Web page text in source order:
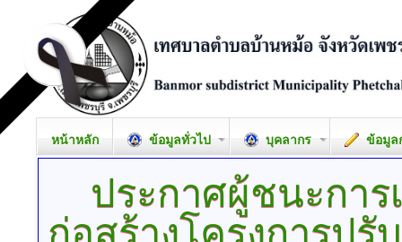
หน้าหลัก ข้อมูลทั่วไป บุคลากร ข้อมูล
ประกาศผู้ชนะการ
ก่อสร้างโครงการป